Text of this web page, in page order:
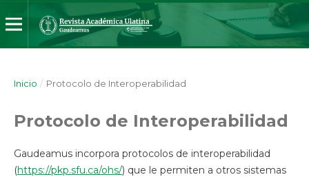
Inicio / Protocolo de Interoperabilidad
Protocolo de Interoperabilidad
Gaudeamus incorpora protocolos de interoperabilidad
(https://pkp.sfu.ca/ohs/) que le permiten a otros sistemas